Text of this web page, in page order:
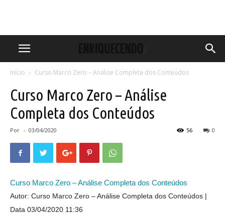
Início Curso Marco Zero – Análise Completa dos Conteúdos
Curso Marco Zero – Análise
Completa dos Conteúdos
Por - 03/04/2020 0
56
Curso Marco Zero – Análise Completa dos Conteúdos
Autor: Curso Marco Zero – Análise Completa dos Conteúdos
Data 03/04/2020 11:36